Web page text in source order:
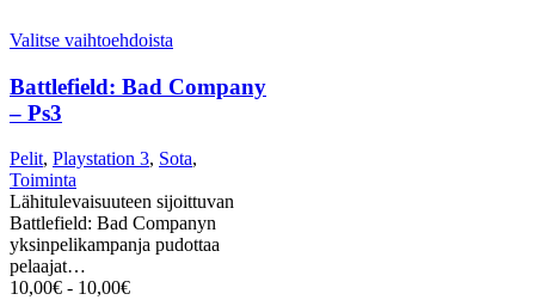
Valitse vaihtoehdoista
Battlefield: Bad Company
– Ps3
Pelit, Playstation 3, Sota,
Toiminta
Lähitulevaisuuteen sijoittuvan
Battlefield: Bad Companyn
yksinpelikampanja pudottaa
pelaajat…
10,00€ - 10,00€